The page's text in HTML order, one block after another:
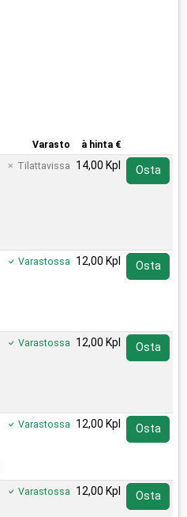
Varasto à hinta €
Tilattavissa 14,00 Kpl Osta
Varastossa 12,00 Kpl Osta
Varastossa 12,00 Kpl Osta
Varastossa 12,00 Kpl Osta
Varastossa 12,00 Kpl Osta